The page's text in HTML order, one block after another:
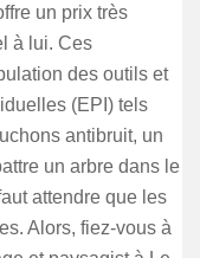
un prix très
à lui. Ces
des outils et
(EPI) tels
antibruit, un
un arbre dans le
attendre que les
Alors, fiez-vous à